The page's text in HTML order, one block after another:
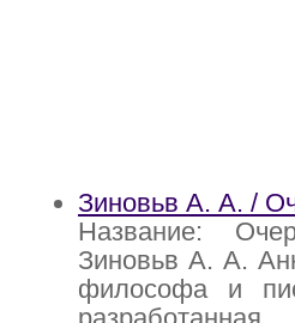
Зиновьв А. А. /
Название:
Зиновьв А. А.
философа и